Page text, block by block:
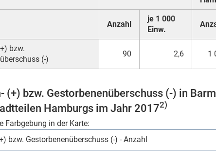
Anzahl
je 1 000
Einw.
bzw.
(-)
90 2,6 1
(+) bzw. Gestorbenenüberschuss (-) in
Hamburgs im Jahr 20172)
Farbgebung in der Karte: